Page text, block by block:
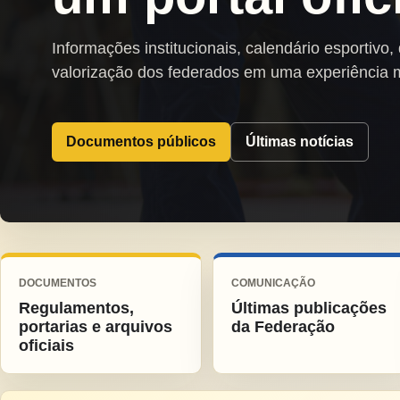
Informações institucionais, calendário
valorização dos federados em uma experiência
Documentos públicos Últimas notícias
DOCUMENTOS
Regulamentos,
portarias e arquivos
oficiais
COMUNICAÇÃO
Últimas publicações
da Federação